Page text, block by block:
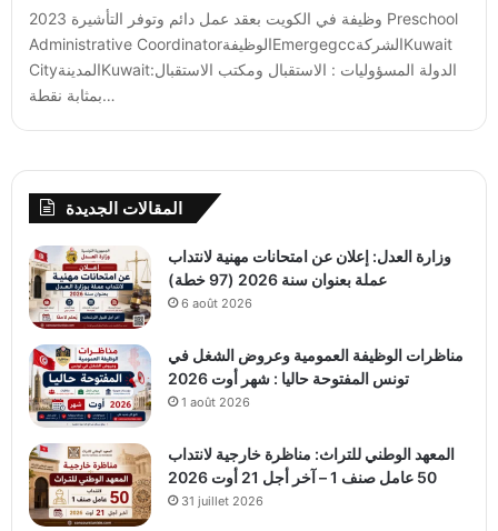
وظيفة في الكويت بعقد عمل دائم وتوفر التأشيرة 2023 Preschool
Administrative CoordinatorالوظيفةEmergegccالشركةKuwait
CityالمدينةKuwaitالدولة المسؤوليات : الاستقبال ومكتب الاستقبال:
بمثابة نقطة…
المقالات الجديدة
وزارة العدل: إعلان عن امتحانات مهنية لانتداب
عملة بعنوان سنة 2026 (97 خطة)
6 août 2026
مناظرات الوظيفة العمومية وعروض الشغل في
تونس المفتوحة حاليا : شهر أوت 2026
1 août 2026
المعهد الوطني للتراث: مناظرة خارجية لانتداب
50 عامل صنف 1 – آخر أجل 21 أوت 2026
31 juillet 2026